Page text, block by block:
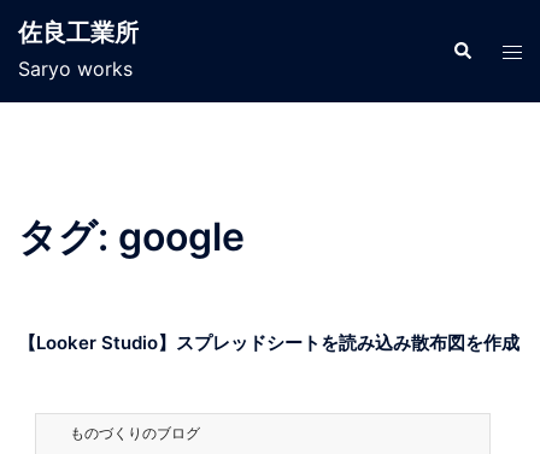
佐良工業所
Saryo works
タグ: google
【Looker Studio】スプレッドシートを読み込み散布図を作成
ものづくりのブログ